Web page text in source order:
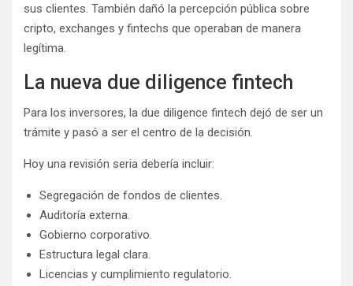
sus clientes. También dañó la percepción pública sobre
cripto, exchanges y fintechs que operaban de manera
legítima.
La nueva due diligence fintech
Para los inversores, la due diligence fintech dejó de ser un
trámite y pasó a ser el centro de la decisión.
Hoy una revisión seria debería incluir:
Segregación de fondos de clientes.
Auditoría externa.
Gobierno corporativo.
Estructura legal clara.
Licencias y cumplimiento regulatorio.